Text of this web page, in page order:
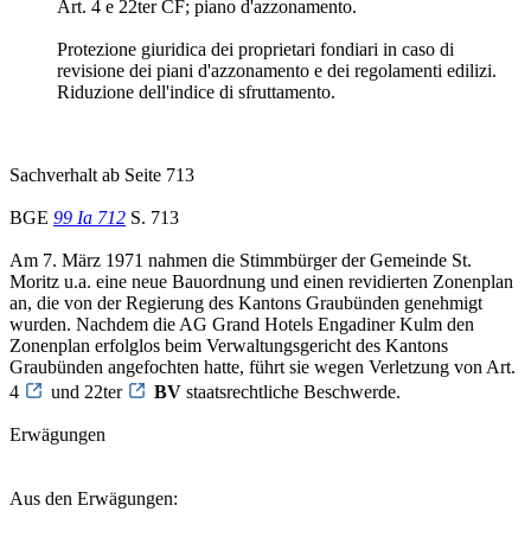
Art. 4 e 22ter CF; piano d'azzonamento.
Protezione giuridica dei proprietari fondiari in caso di
revisione dei piani d'azzonamento e dei regolamenti edilizi.
Riduzione dell'indice di sfruttamento.
Sachverhalt ab Seite 713
BGE 99 Ia 712 S. 713
Am 7. März 1971 nahmen die Stimmbürger der Gemeinde St.
Moritz u.a. eine neue Bauordnung und einen revidierten Zonenplan
an, die von der Regierung des Kantons Graubünden genehmigt
wurden. Nachdem die AG Grand Hotels Engadiner Kulm den
Zonenplan erfolglos beim Verwaltungsgericht des Kantons
Graubünden angefochten hatte, führt sie wegen Verletzung von Art.
4
und 22ter BV staatsrechtliche Beschwerde.
Erwägungen
Aus den Erwägungen: